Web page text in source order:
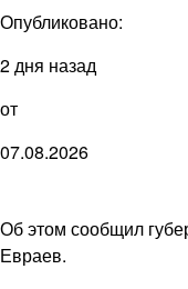
Опубликовано:
2 дня назад
от
07.08.2026
Об этом сообщил
Евраев.